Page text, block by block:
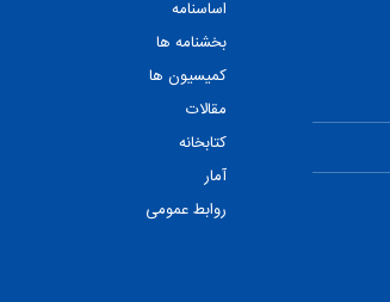
اساسنامه
بخشنامه ها
کمیسیون ها
مقالات
کتابخانه
آمار
روابط عمومی